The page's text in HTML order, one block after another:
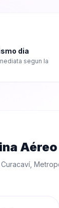
dia
segun la
Aéreo
Curacaví,